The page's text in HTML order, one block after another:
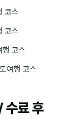
코스
코스
행 코스
여행 코스
수료 후